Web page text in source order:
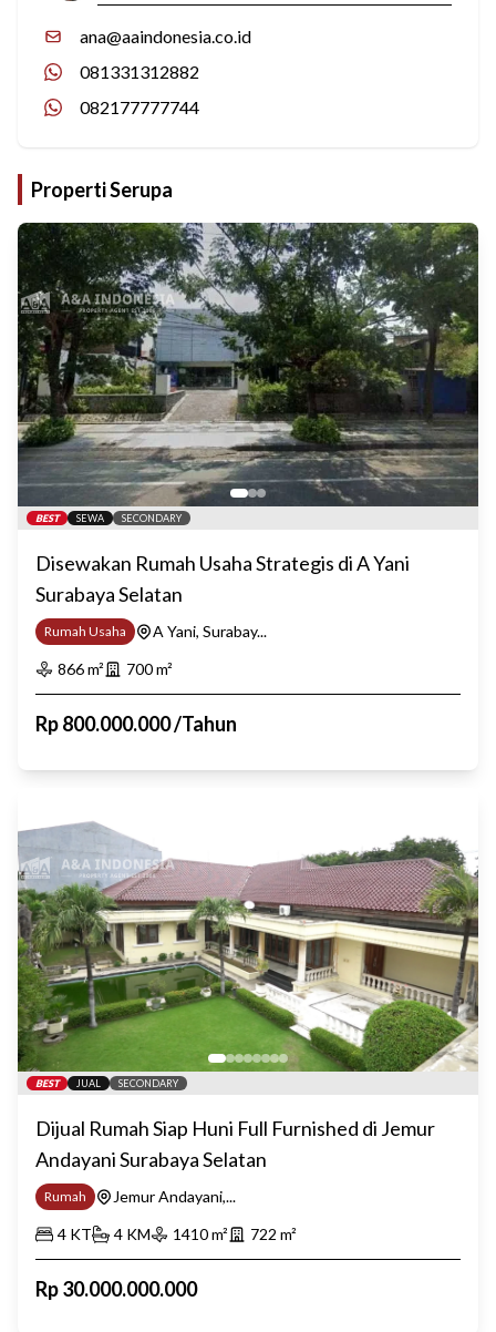
ana@aaindonesia.co.id
081331312882
082177777744
Properti Serupa
BEST SEWA SECONDARY
Disewakan Rumah Usaha Strategis di A Yani
Surabaya Selatan
Rumah Usaha
A Yani, Surabay...
866m² 700m²
Rp800.000.000/Tahun
BEST JUAL SECONDARY
Dijual Rumah Siap Huni Full Furnished di Jemur
Andayani Surabaya Selatan
Rumah
Jemur Andayani,...
4 KT 4 KM 1410m² 722 m²
Rp30.000.000.000